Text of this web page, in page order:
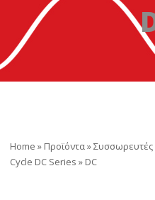
Home » Προϊόντα»Συσσωρευτές
Cycle DC Series » DC